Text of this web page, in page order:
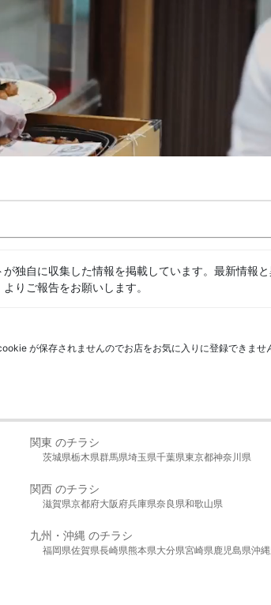
独自に収集した情報を掲載しています。最新情報
よりご報告をお願いします。
が保存されませんのでお店をお気に入りに登録できませ
関東 のチラシ
茨城県栃木県群馬県埼玉県千葉県東京都神奈川県
関西 のチラシ
滋賀県京都府大阪府兵庫県奈良県和歌山県
九州・沖縄 のチラシ
福岡県佐賀県長崎県熊本県大分県宮崎県鹿児島県沖